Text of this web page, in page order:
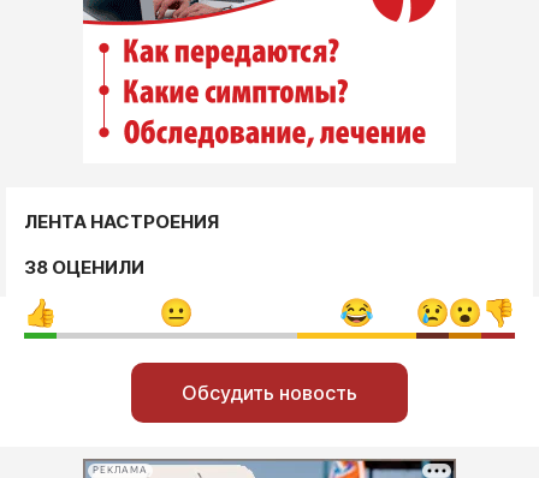
ЛЕНТА НАСТРОЕНИЯ
38 ОЦЕНИЛИ
Обсудить новость
РЕКЛАМА